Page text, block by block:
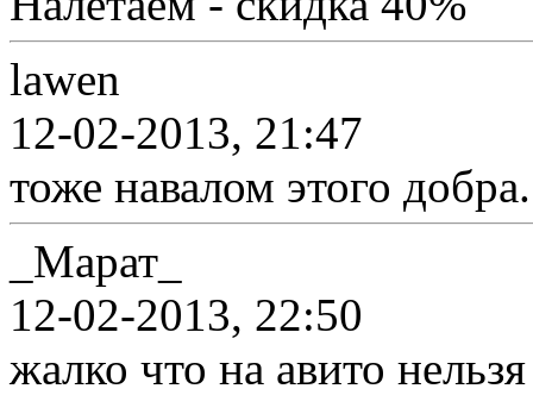
lawen
12-02-2013, 21:47
тоже навалом этого
_Марат_
12-02-2013, 22:50
жалко что на авито